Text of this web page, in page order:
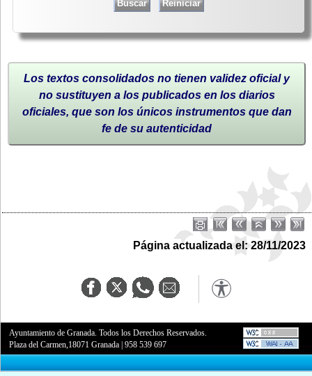
Los textos consolidados no tienen validez oficial y
no sustituyen a los publicados en los diarios
oficiales, que son los únicos instrumentos que dan
fe de su autenticidad
Página actualizada el: 28/11/2023
Ayuntamiento de Granada. Todos los Derechos Reservados.
Plaza del Carmen,18071 Granada |958 539 697